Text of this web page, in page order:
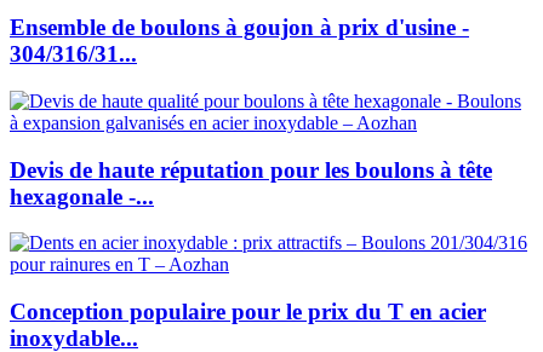
Ensemble de boulons à goujon à prix d'usine -
304/316/31...
Devis de haute réputation pour les boulons à tête
hexagonale -...
Conception populaire pour le prix du T en acier
inoxydable...